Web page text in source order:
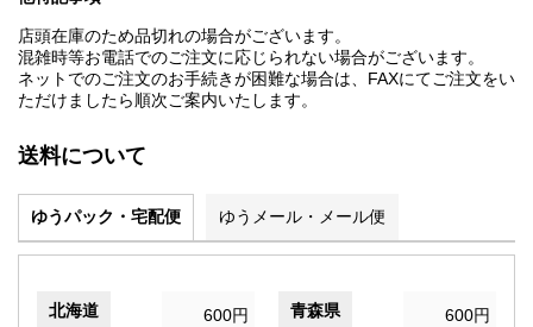
店頭在庫のため品切れの場合がございます。
混雑時等お電話でのご注文に応じられない場合がございます。
ネットでのご注文のお手続きが困難な場合は、FAXにてご注文をい
ただけましたら順次ご案内いたします。
送料について
ゆうパック・宅配便 ゆうメール・メール便
北海道 600円 青森県 600円